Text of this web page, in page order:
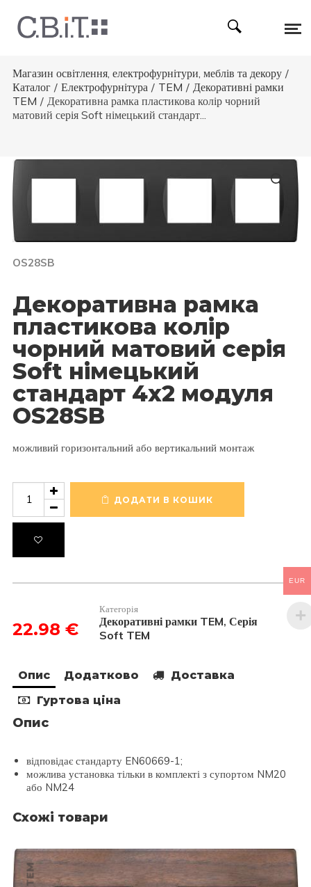
Магазин освітлення, електрофурнітури, меблів та декору /
Каталог / Електрофурнітура / TEM / Декоративні рамки
TEM / Декоративна рамка пластикова колір чорний
матовий серія Soft німецький стандарт...
OS28SB
Декоративна рамка
пластикова колір
чорний матовий серія
Soft німецький
стандарт 4х2 модуля
OS28SB
можливий горизонтальний або вертикальний монтаж
Декоративна
рамка
пластикова
чорний
Soft
модуля
ДОДАТИ В КОШИК
22.98 €
Категорія
Декоративні рамки TEM, Серія
Soft TEM
Опис Додатково
Доставка
Гуртова ціна
Опис
відповідає стандарту EN60669-1;
можлива установка тільки в комплекті з супортом NM20
або NM24
Схожі товари
EUR